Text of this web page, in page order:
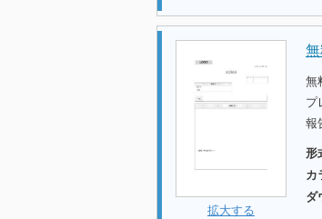
拡大する
無
プ
報
形
カ
ダ